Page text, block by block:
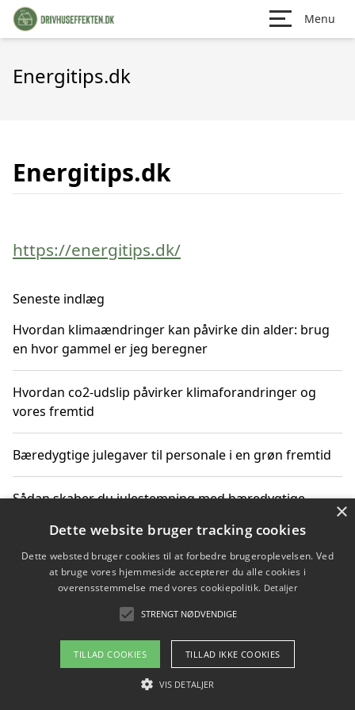
Menu
Energitips.dk
Energitips.dk
https://energitips.dk/
Seneste indlæg
Hvordan klimaændringer kan påvirke din alder: brug
en hvor gammel er jeg beregner
Hvordan co2-udslip påvirker klimaforandringer og
vores fremtid
Bæredygtige julegaver til personale i en grøn fremtid
Sådan skaber du julestemning med bæredygtige
Sådan skaber du et bæredygtigt hjem med familien i
Copyright 2026 - Pilanto Aps
Om / kontakt
×
Dette website bruger tracking cookies
Dette websted bruger cookies til at forbedre brugeroplevelsen. Ved
at bruge vores hjemmeside accepterer du alle cookies i
overensstemmelse med vores cookiepolitik. Detaljer
STRENGT NØDVENDIGE
TILLAD COOKIES TILLAD IKKE COOKIES
VIS DETALJER